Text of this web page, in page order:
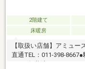
2階建て
床暖房
【取扱い店舗】アミュ
直通TEL：011-398-